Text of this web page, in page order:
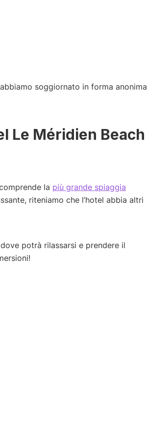
soggiornato in forma anonima
Le Méridien Beach
la più grande spiaggia
riteniamo che l’hotel abbia altri
potrà rilassarsi e prendere il